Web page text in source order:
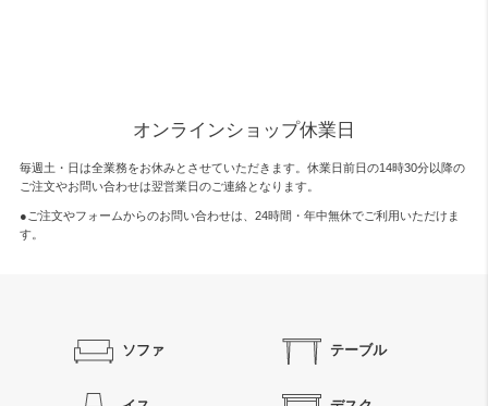
オンラインショップ休業日
毎週土・日は全業務をお休みとさせていただきます。休業日前日の14時30分以降の
ご注文やお問い合わせは翌営業日のご連絡となります。
●ご注文やフォームからのお問い合わせは、 24時間・年中無休でご利用いただけま
す。
ソファ テーブル